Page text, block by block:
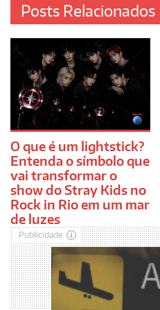
Posts Relacionados
O que é um lightstick?
Entenda o símbolo que
vai transformar o
show do Stray Kids no
Rock in Rio em um mar
de luzes
Publicidade